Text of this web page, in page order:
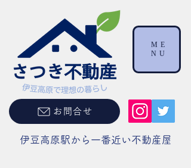
伊豆高原駅から一番近い不動産屋
お問合せ
ME
NU